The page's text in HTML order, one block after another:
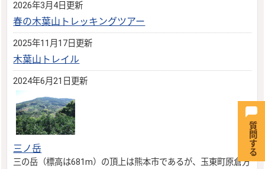
2026年3月4日更新
春の木葉山トレッキングツアー
2025年11月17日更新
木葉山トレイル
2024年6月21日更新
三ノ岳
三の岳（標高は681m）の頂上は熊本市であるが、玉東町原倉方